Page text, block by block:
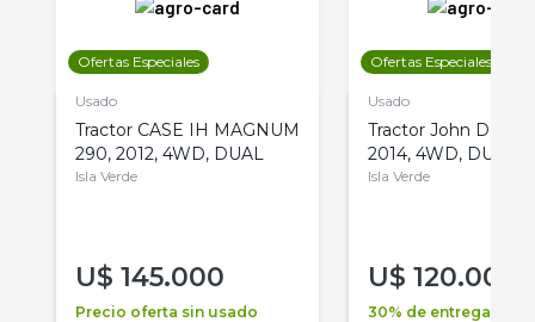
Ofertas Especiales
Usado
Tractor CASE IH MAGNUM
290, 2012, 4WD, DUAL
Isla Verde
U$ 145.000
Precio oferta sin usado
Ofertas Especiales
Usado
Tractor John Deere
2014, 4WD, DUAL
Isla Verde
U$ 120.000
30% de entrega +